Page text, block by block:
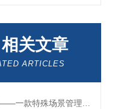
相关文章
ARTICLES